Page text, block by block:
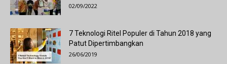
02/09/2022
7 Teknologi Ritel Populer di Tahun 2018 yang
Patut Dipertimbangkan
26/06/2019